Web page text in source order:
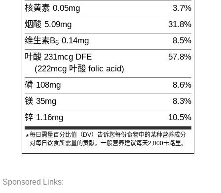
核黄素 0.05mg
3.7%
烟酸 5.09mg
31.8%
维生素B6 0.14mg
8.5%
叶酸 231mcg DFE
(222mcg 叶酸 folic acid)
57.8%
磷 108mg
8.6%
镁 35mg
8.3%
锌 1.16mg
10.5%
*每日需量百分比值（DV）告诉您每份食物中的某种营养成分
对每日饮食所需量的贡献。一般营养建议每天2,000卡路里。
Sponsored Links: